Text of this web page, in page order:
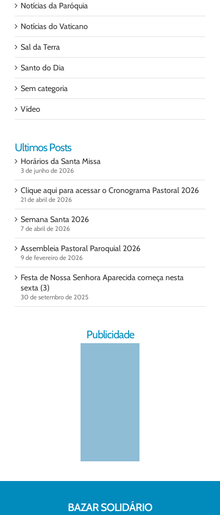
Notícias da Paróquia
Notícias do Vaticano
Sal da Terra
Santo do Dia
Sem categoria
Vídeo
Ultimos Posts
Horários da Santa Missa
3 de junho de 2026
Clique aqui para acessar o Cronograma Pastoral 2026
21 de abril de 2026
Semana Santa 2026
7 de abril de 2026
Assembleia Pastoral Paroquial 2026
9 de fevereiro de 2026
Festa de Nossa Senhora Aparecida começa nesta
sexta (3)
30 de setembro de 2025
Publicidade
BAZAR SOLIDÁRIO